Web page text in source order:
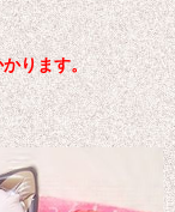
ります。